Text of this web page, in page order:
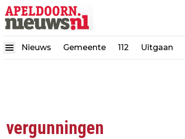
Nieuws Gemeente 112 Uitgaan
vergunningen